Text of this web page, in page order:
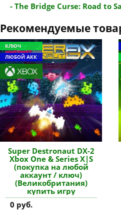
- The Bridge Curse: Road to
Рекомендуемые
КЛЮЧ
ЛЮБОЙ АКК
Super Destronaut DX-2
Xbox One & Series X|S
(покупка на любой
аккаунт / ключ)
(Великобритания)
купить игру
0 руб.